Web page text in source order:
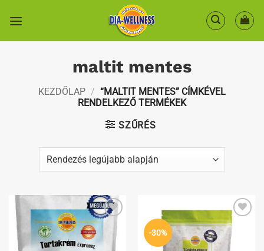
maltit mentes
KEZDŐLAP / “MALTIT MENTES” CÍMKÉVEL
RENDELKEZŐ TERMÉKEK
SZŰRÉS
Kedvenceimhez
-30%
Kedvenceimhez